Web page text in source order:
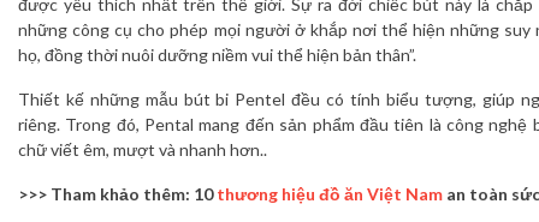
những công cụ cho phép mọi người ở khắp nơi thể hiện những suy
họ, đồng thời nuôi dưỡng niềm vui thể hiện bản thân”.
Thiết kế những mẫu bút bi Pentel đều có tính biểu tượng, giúp
riêng. Trong đó, Pental mang đến sản phẩm đầu tiên là công nghệ
chữ viết êm, mượt và nhanh hơn..
>>> Tham khảo thêm: 10thương hiệu đồ ăn Việt Nam an toàn